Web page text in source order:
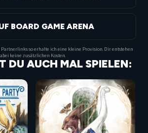
BOARD GAME ARENA
so erhalte ich eine kleine Provision. Dir entstehen
keine zusätzlichen Kosten.
DU AUCH MAL SPIELEN: